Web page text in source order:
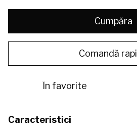
Cumpăra
Comandă
În favorite
Caracteristici